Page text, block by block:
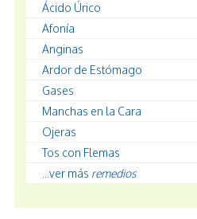
Ácido Úrico
Afonía
Anginas
Ardor de Estómago
Gases
Manchas en la Cara
Ojeras
Tos con Flemas
...ver más remedios